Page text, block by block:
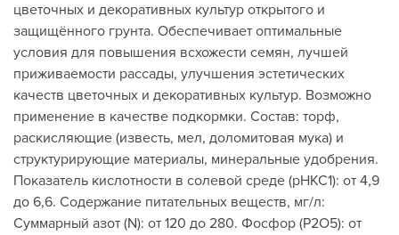
цветочных и декоративных культур открытого и
защищённого грунта. Обеспечивает оптимальные
условия для повышения всхожести семян, лучшей
приживаемости рассады, улучшения эстетических
качеств цветочных и декоративных культур. Возможно
применение в качестве подкормки. Состав: торф,
раскисляющие (известь, мел, доломитовая мука) и
структурирующие материалы, минеральные удобрения.
Показатель кислотности в солевой среде (рНКС1): от 4,9
до 6,6. Содержание питательных веществ, мг/л:
Суммарный азот (N): от 120 до 280. Фосфор (Р2О5): от